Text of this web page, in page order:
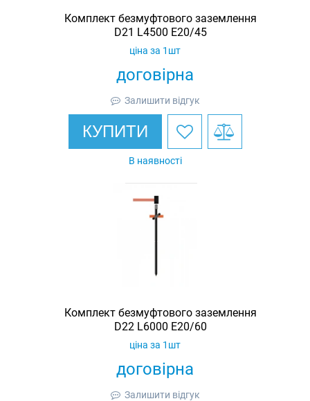
Комплект безмуфтового заземлення
D21 L4500 E20/45
договірна
ціна за 1шт
Залишити відгук
КУПИТИ
В наявності
Комплект безмуфтового заземлення
D22 L6000 E20/60
договірна
ціна за 1шт
Залишити відгук